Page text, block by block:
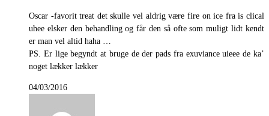
Oscar -favorit treat det skulle vel aldrig være fire on ice fra is clical
uhee elsker den behandling og får den så ofte som muligt lidt kendt
er man vel altid haha …
PS. Er lige begyndt at bruge de der pads fra exuviance uieee de ka’
noget lækker lækker
04/03/2016